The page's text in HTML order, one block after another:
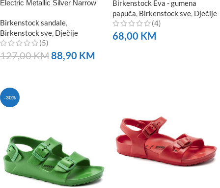
Electric Metallic Silver Narrow
Birkenstock sandale,
Birkenstock sve, Dječije
(5)
127,00KM88,90 KM
Birkenstock Eva - gumena
papuča, Birkenstock sve, Dječije
(4)
68,00 KM
-30%